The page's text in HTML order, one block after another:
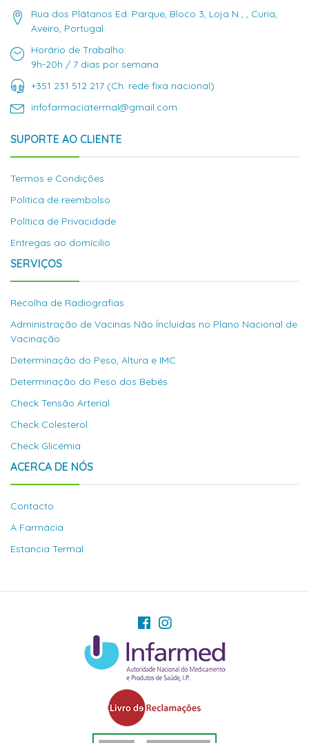
Rua dos Plátanos Ed. Parque, Bloco 3, Loja N , , Curia,
Aveiro, Portugal
Horário de Trabalho:
9h-20h / 7 dias por semana
+351 231 512 217 (Ch. rede fixa nacional)
infofarmaciatermal@gmail.com
SUPORTE AO CLIENTE
Termos e Condições
Politica de reembolso
Política de Privacidade
Entregas ao domícilio
SERVIÇOS
Recolha de Radiografias
Administração de Vacinas Não Íncluidas no Plano Nacional de
Vacinação
Determinação do Peso, Altura e IMC
Determinação do Peso dos Bebés
Check Tensão Arterial
Check Colesterol
Check Glicémia
ACERCA DE NÓS
Contacto
A Farmácia
Estancia Termal